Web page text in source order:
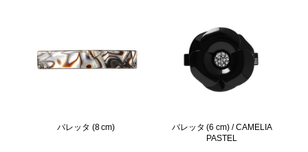
バレッタ (8 cm)
バレッタ (6 cm) / CAMELIA
PASTEL